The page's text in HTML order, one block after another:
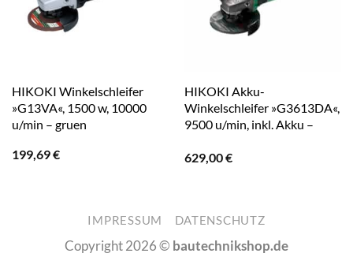
HIKOKI Winkelschleifer
»G13VA«, 1500 w, 10000
u/min – gruen
199,69€
HIKOKI Akku-
Winkelschleifer »G3613DA«,
9500 u/min, inkl. Akku –
629,00€
IMPRESSUM DATENSCHUTZ
Copyright 2026 © bautechnikshop.de